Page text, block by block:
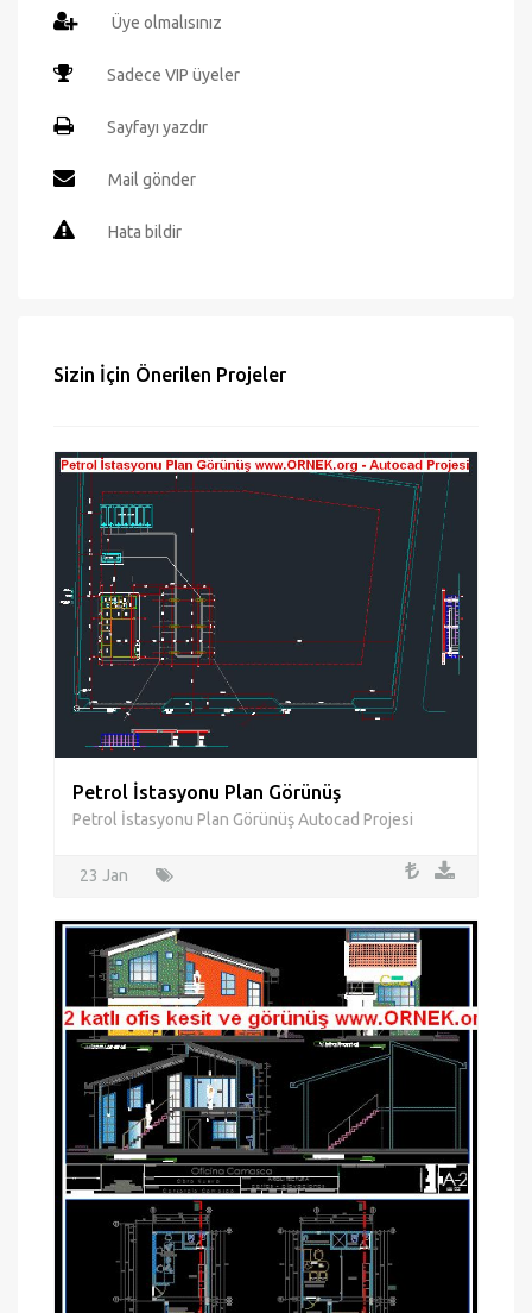
Üye olmalısınız
Sadece VIP üyeler
Sayfayı yazdır
Petrol İstasyonu Plan Görünüş Autocad Projesi
23 Jan